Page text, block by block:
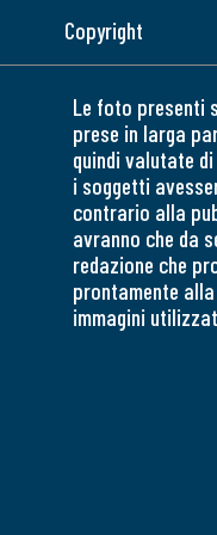
Copyright
Le foto presenti
prese in larga
quindi valutate
i soggetti
contrario alla
avranno che da
redazione che
prontamente
immagini